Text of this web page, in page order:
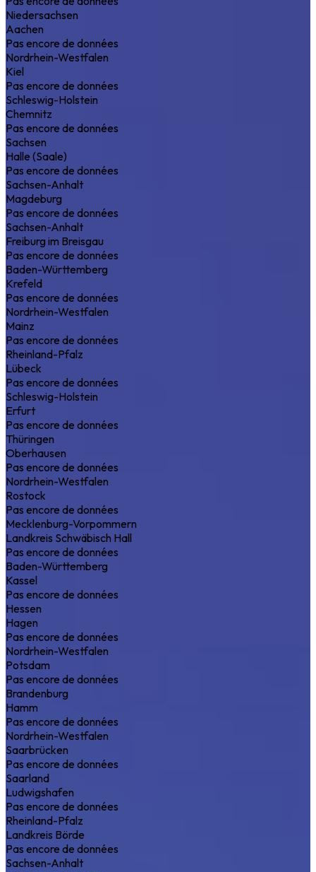
Niedersachsen
Aachen
Pas encore de données
Nordrhein-Westfalen
Kiel
Pas encore de données
Schleswig-Holstein
Chemnitz
Pas encore de données
Sachsen
Halle (Saale)
Pas encore de données
Sachsen-Anhalt
Magdeburg
Pas encore de données
Sachsen-Anhalt
Freiburg im Breisgau
Pas encore de données
Baden-Württemberg
Krefeld
Pas encore de données
Nordrhein-Westfalen
Mainz
Pas encore de données
Rheinland-Pfalz
Lübeck
Pas encore de données
Schleswig-Holstein
Erfurt
Pas encore de données
Thüringen
Oberhausen
Pas encore de données
Nordrhein-Westfalen
Rostock
Pas encore de données
Mecklenburg-Vorpommern
Landkreis Schwäbisch Hall
Pas encore de données
Baden-Württemberg
Kassel
Pas encore de données
Hessen
Hagen
Pas encore de données
Nordrhein-Westfalen
Potsdam
Pas encore de données
Brandenburg
Hamm
Pas encore de données
Nordrhein-Westfalen
Saarbrücken
Pas encore de données
Saarland
Ludwigshafen
Pas encore de données
Rheinland-Pfalz
Landkreis Börde
Pas encore de données
Sachsen-Anhalt